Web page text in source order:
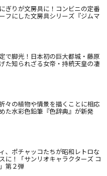
ぎりが文房具に！コンビニの定番
フにした文房具シリーズ『ジムマ
で脚光！日本初の巨大都城・藤原
た知られざる女帝・持統天皇の凄
々の植物や情景を描くことに相応
た水彩色鉛筆『色辞典』が新発
、ポチャッコたちが昭和レトロな
に！「サンリオキャラクターズ コ
第２弾